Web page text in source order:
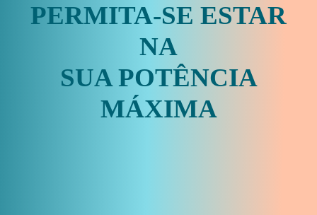
PERMITA-SE ESTAR
NA
SUA POTÊNCIA
MÁXIMA